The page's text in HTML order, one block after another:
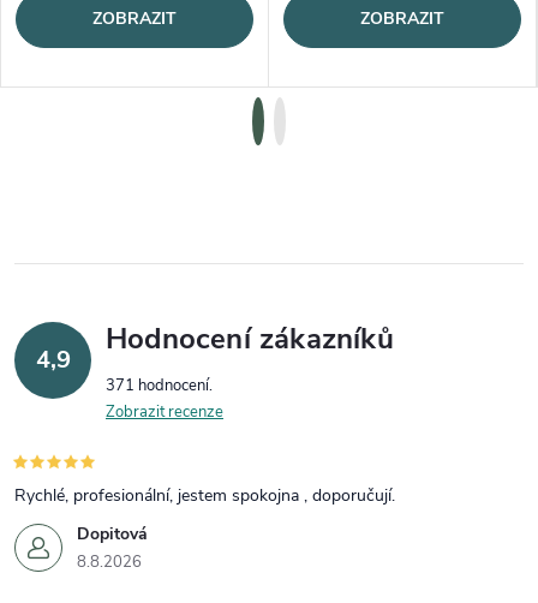
ZOBRAZIT ZOBRAZIT
4,9
Hodnocení zákazníků
371 hodnocení
Zobrazit recenze
Dopitová
8.8.2026
Rychlé, profesionální, jestem spokojna , doporučují.